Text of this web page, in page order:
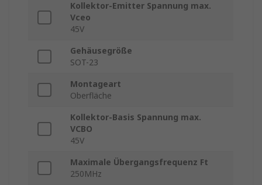
Kollektor-Emitter Spannung max.
Vceo
45V
Gehäusegröße
SOT-23
Montageart
Oberfläche
Kollektor-Basis Spannung max.
VCBO
45V
Maximale Übergangsfrequenz Ft
250MHz